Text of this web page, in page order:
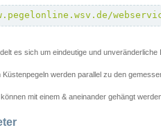
es sich um eindeutige und
Küstenpegeln werden parallel zu den
mit einem & aneinander gehängt